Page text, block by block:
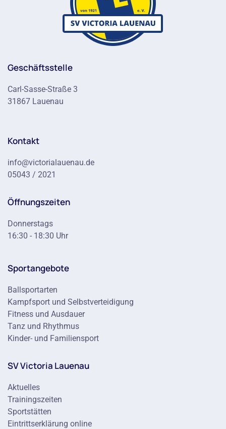
Geschäftsstelle
Carl-Sasse-Straße 3
31867 Lauenau
Kontakt
info@victorialauenau.de
05043 / 2021
Öffnungszeiten
Donnerstags
16:30 - 18:30 Uhr
Sportangebote
Ballsportarten
Kampfsport und Selbstverteidigung
Fitness und Ausdauer
Tanz und Rhythmus
Kinder- und Familiensport
SV Victoria Lauenau
Aktuelles
Trainingszeiten
Sportstätten
Eintrittserklärung online